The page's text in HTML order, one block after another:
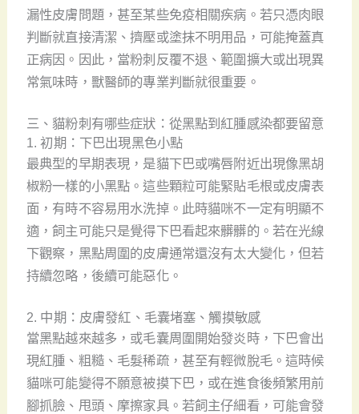
漏性皮膚問題，甚至某些免疫相關疾病。若只憑肉眼
判斷就直接清潔、擠壓或塗抹不明用品，可能掩蓋真
正病因。因此，當粉刺反覆不退、範圍擴大或出現異
常氣味時，獸醫師的專業判斷就很重要。
三、貓粉刺有哪些症狀：從黑點到紅腫感染都要留意
1. 初期：下巴出現黑色小點
最典型的早期表現，是貓下巴或嘴唇附近出現像黑胡
椒粉一樣的小黑點。這些顆粒可能緊貼毛根或皮膚表
面，有時不容易用水洗掉。此時貓咪不一定有明顯不
適，飼主可能只是覺得下巴看起來髒髒的。若在光線
下觀察，黑點周圍的皮膚通常還沒有太大變化，但若
持續忽略，後續可能惡化。
2. 中期：皮膚發紅、毛囊堵塞、觸摸敏感
當黑點越來越多，或毛囊周圍開始發炎時，下巴會出
現紅腫、粗糙、毛髮稀疏，甚至有輕微脫毛。這時候
貓咪可能變得不願意被摸下巴，或在進食後頻繁用前
腳抓臉、甩頭、摩擦家具。若飼主仔細看，可能會發